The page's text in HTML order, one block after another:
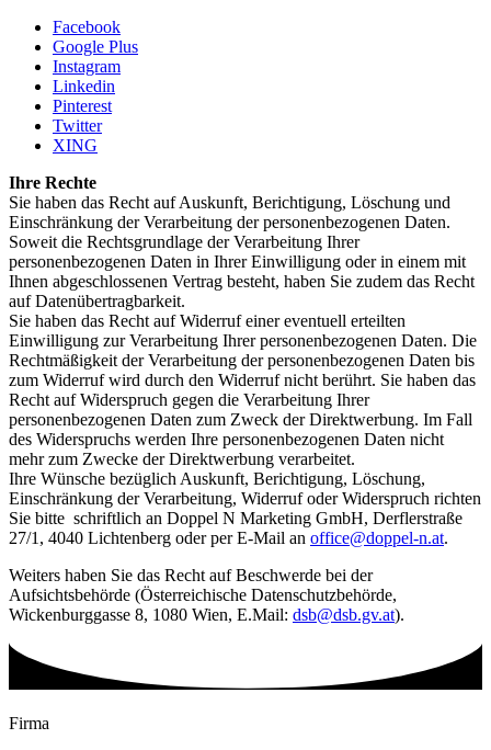
Facebook
Google Plus
Instagram
Linkedin
Pinterest
Twitter
XING
Ihre Rechte
Sie haben das Recht auf Auskunft, Berichtigung, Löschung und
Einschränkung der Verarbeitung der personenbezogenen Daten.
Soweit die Rechtsgrundlage der Verarbeitung Ihrer
personenbezogenen Daten in Ihrer Einwilligung oder in einem mit
Ihnen abgeschlossenen Vertrag besteht, haben Sie zudem das Recht
auf Datenübertragbarkeit.
Sie haben das Recht auf Widerruf einer eventuell erteilten
Einwilligung zur Verarbeitung Ihrer personenbezogenen Daten. Die
Rechtmäßigkeit der Verarbeitung der personenbezogenen Daten bis
zum Widerruf wird durch den Widerruf nicht berührt. Sie haben das
Recht auf Widerspruch gegen die Verarbeitung Ihrer
personenbezogenen Daten zum Zweck der Direktwerbung. Im Fall
des Widerspruchs werden Ihre personenbezogenen Daten nicht
mehr zum Zwecke der Direktwerbung verarbeitet.
Ihre Wünsche bezüglich Auskunft, Berichtigung, Löschung,
Einschränkung der Verarbeitung, Widerruf oder Widerspruch richten
Sie bitte schriftlich an Doppel N Marketing GmbH, Derflerstraße
27/1, 4040 Lichtenberg oder per E-Mail an office@doppel-n.at.
Weiters haben Sie das Recht auf Beschwerde bei der
Aufsichtsbehörde (Österreichische Datenschutzbehörde,
Wickenburggasse 8, 1080 Wien, E.Mail: dsb@dsb.gv.at).
Firma